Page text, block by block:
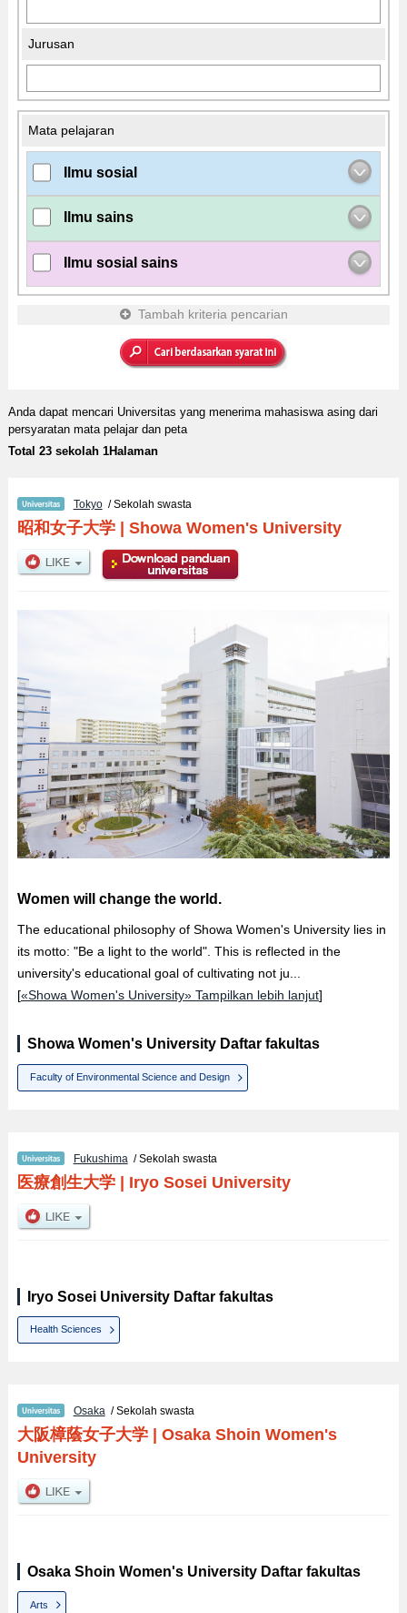
Jurusan
Mata pelajaran
Ilmu sosial
Ilmu sains
Ilmu sosial sains
Tambah kriteria pencarian
Anda dapat mencari Universitas yang menerima mahasiswa asing dari
persyaratan mata pelajar dan peta
Total 23 sekolah 1Halaman
Tokyo/ Sekolah swasta
昭和女子大学| Showa Women's University
Women will change the world.
The educational philosophy of Showa Women's University lies in
its motto: "Be a light to the world". This is reflected in the
university's educational goal of cultivating not ju...
[«Showa Women's University» Tampilkan lebih lanjut]
Showa Women's University Daftar fakultas
Faculty of Environmental Science and Design
Fukushima / Sekolah swasta
医療創生大学| Iryo Sosei University
Iryo Sosei University Daftar fakultas
Health Sciences
Osaka/ Sekolah swasta
大阪樟蔭女子大学| Osaka Shoin Women's
University
Osaka Shoin Women's University Daftar fakultas
Arts